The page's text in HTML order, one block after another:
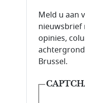
E-mailadres
Meld u aan
nieuwsbrief
opinies,
Brussel.